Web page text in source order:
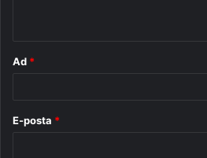
Ad *
E-posta *